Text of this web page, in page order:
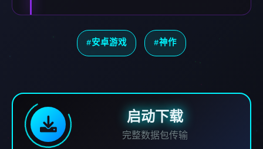
#安卓游戏 #神作
启动下载
完整数据包传输